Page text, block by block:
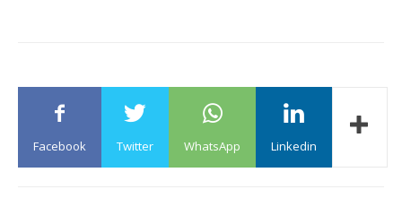
Facebook Twitter WhatsApp Linkedin